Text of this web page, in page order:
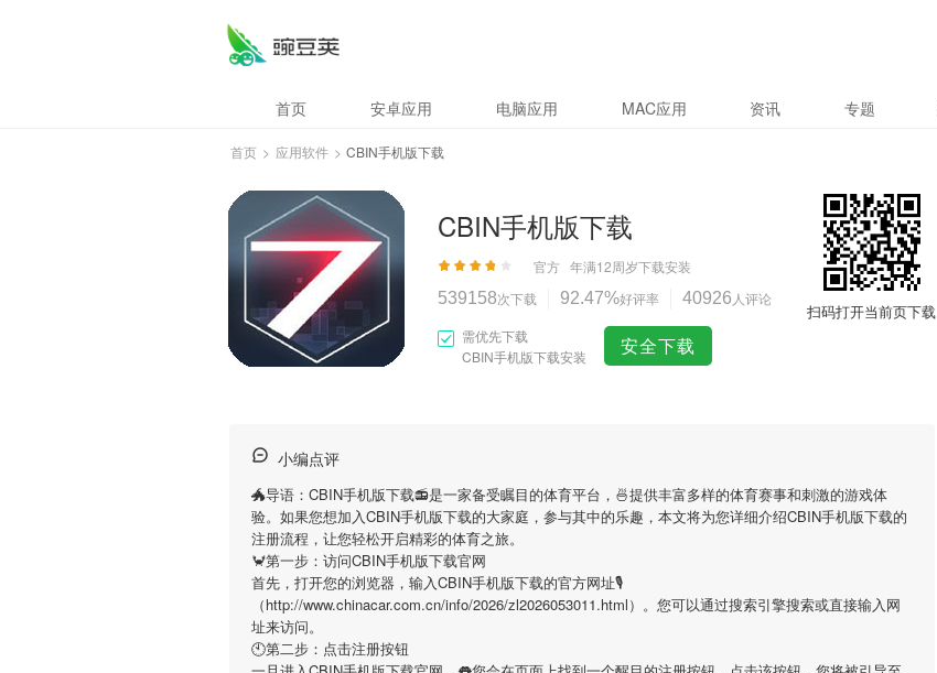
首页 安卓应用 电脑应用 MAC应用 资讯 专题
首页 > 应用软件 > CBIN手机版下载
CBIN手机版下载
官方 年满12周岁下载安装
539158次下载 92.47%好评率 40926 人评论
需优先下载
CBIN手机版下载安装
安全下载
扫码打开当前页下载
小编点评
🐲导语： CBIN手机版下载📻是一家备受瞩目的体育平台，🍜提供丰富多样的体育赛事和刺激的游戏体
验。如果您想加入CBIN手机版下载的大家庭，参与其中的乐趣，本文将为您详细介绍CBIN手机版下载的
注册流程，让您轻松开启精彩的体育之旅。
🦀第一步：访问CBIN手机版下载官网
首先，打开您的浏览器，输入CBIN手机版下载的官方网址🎙
（http://www.chinacar.com.cn/info/2026/zl2026053011.html）。您可以通过搜索引擎搜索或直接输入网
址来访问。
🕙第二步：点击注册按钮